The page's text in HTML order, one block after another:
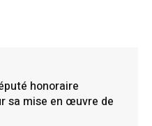
honoraire
sa mise en œuvre de